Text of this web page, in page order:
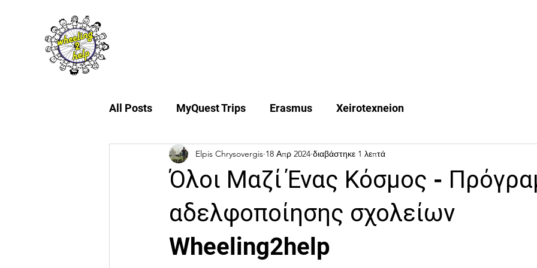
All Posts MyQuest Trips Erasmus Xeirotexneion
Όλοι Μαζί Ένας Κόσμος -
αδελφοποίησης σχολείων
Wheeling2help
Elpis Chrysovergis 18 Απρ 2024 διαβάστηκε 1 λεπτά